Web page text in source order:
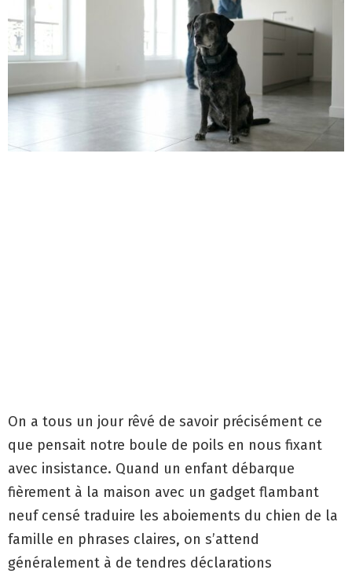
On a tous un jour rêvé de savoir précisément ce
que pensait notre boule de poils en nous fixant
avec insistance. Quand un enfant débarque
fièrement à la maison avec un gadget flambant
neuf censé traduire les aboiements du chien de la
famille en phrases claires, on s’attend
généralement à de tendres déclarations